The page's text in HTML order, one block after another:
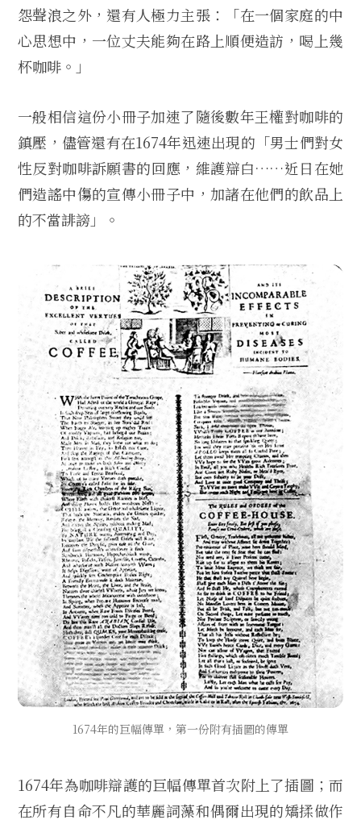
怨聲浪之外，還有人極力主張：「在一個家庭的中
心思想中，一位丈夫能夠在路上順便造訪，喝上幾
杯咖啡。」
一般相信這份小冊子加速了隨後數年王權對咖啡的
鎮壓，儘管還有在1674年迅速出現的「男士們對女
性反對咖啡訴願書的回應，維護辯白……近日在她
們造謠中傷的宣傳小冊子中，加諸在他們的飲品上
的不當誹謗」。
1674年的巨幅傳單，第一份附有插圖的傳單
1674年為咖啡辯護的巨幅傳單首次附上了插圖；而
在所有自命不凡的華麗詞藻和偶爾出現的矯揉做作